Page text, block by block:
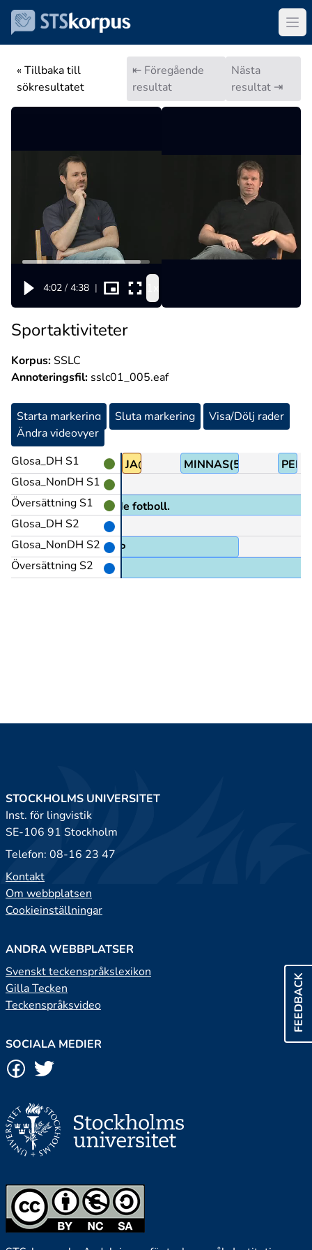
« Tillbaka till
sökresultatet
⇤ Föregående
resultat
Nästa
resultat ⇥
4:02 / 4:38 |
Sportaktiviteter
Korpus:SSLC
Annoteringsfil: sslc01_005.eaf
Starta markering Sluta markering
Visa/Dölj rader
Ändra videovyer
Glosa_DH S1
Glosa_NonDH S1
Översättning S1
Glosa_DH S2
Glosa_NonDH S2
Översättning S2
JA@ub MINNAS(5)
jag minns att du spelade fotboll.
VÄXA-UPP
FEEDBACK
STOCKHOLMS UNIVERSITET
Inst. för lingvistik
SE-106 91 Stockholm
Telefon: 08-16 23 47
Kontakt
Om webbplatsen
Cookieinställningar
ANDRA WEBBPLATSER
Svenskt teckenspråkslexikon
Gilla Tecken
Teckenspråksvideo
SOCIALA MEDIER